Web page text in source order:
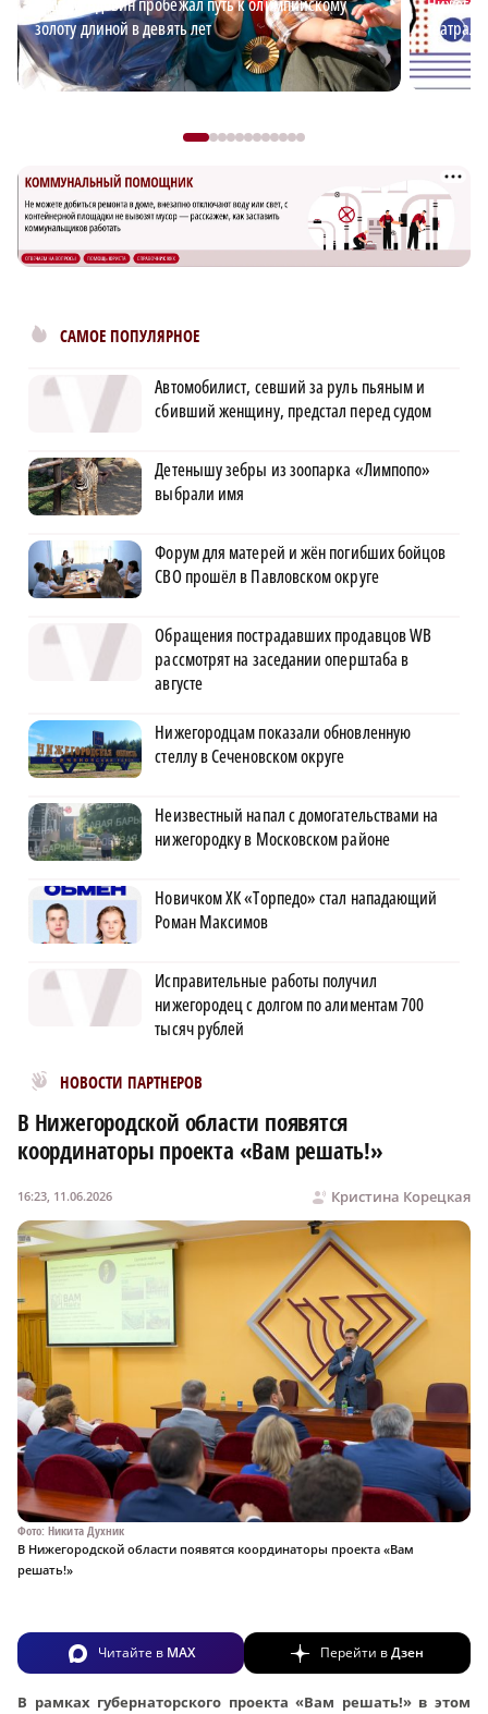
золоту длиной в девять лет
САМОЕ ПОПУЛЯРНОЕ
Автомобилист, севший за руль пьяным и
сбивший женщину, предстал перед судом
Детенышу зебры из зоопарка «Лимпопо»
выбрали имя
Форум для матерей и жён погибших бойцов
СВО прошёл в Павловском округе
Обращения пострадавших продавцов WB
рассмотрят на заседании оперштаба в
августе
Нижегородцам показали обновленную
стеллу в Сеченовском округе
Неизвестный напал с домогательствами на
нижегородку в Московском районе
Новичком ХК «Торпедо» стал нападающий
Роман Максимов
Исправительные работы получил
нижегородец с долгом по алиментам 700
тысяч рублей
НОВОСТИ ПАРТНЕРОВ
Новости МирТесен
В Нижегородской области появятся
координаторы проекта «Вам решать!»
Кристина Корецкая
16:23, 11.06.2026
Фото: Никита Духник
В Нижегородской области появятся координаторы проекта «Вам
решать!»
Читайте в MAX Перейти вДзен
В рамках губернаторского проекта «Вам решать!» в этом